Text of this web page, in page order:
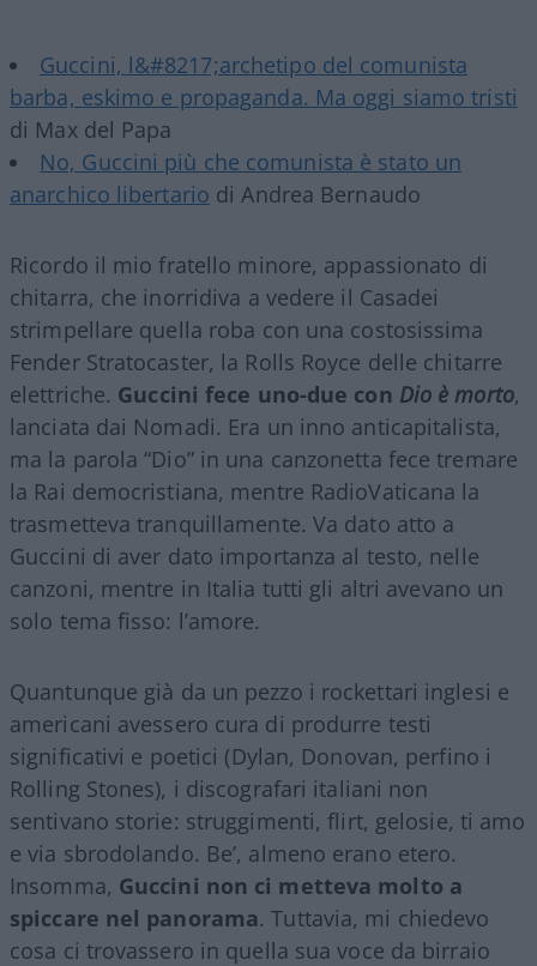
Guccini, l&#8217;archetipo del comunista
barba, eskimo e propaganda. Ma oggi siamo tristi
di Max del Papa
No, Guccini più che comunista è stato un
anarchico libertario di Andrea Bernaudo
Ricordo il mio fratello minore, appassionato di
chitarra, che inorridiva a vedere il Casadei
strimpellare quella roba con una costosissima
Fender Stratocaster, la Rolls Royce delle chitarre
elettriche. Guccini fece uno-due con Dio è morto,
lanciata dai Nomadi. Era un inno anticapitalista,
ma la parola “Dio” in una canzonetta fece tremare
la Rai democristiana, mentre RadioVaticana la
trasmetteva tranquillamente. Va dato atto a
Guccini di aver dato importanza al testo, nelle
canzoni, mentre in Italia tutti gli altri avevano un
solo tema fisso: l’amore.
Quantunque già da un pezzo i rockettari inglesi e
americani avessero cura di produrre testi
significativi e poetici (Dylan, Donovan, perfino i
Rolling Stones), i discografari italiani non
sentivano storie: struggimenti, flirt, gelosie, ti amo
e via sbrodolando. Be’, almeno erano etero.
Insomma, Guccini non ci metteva molto a
spiccare nel panorama. Tuttavia, mi chiedevo
cosa ci trovassero in quella sua voce da birraio